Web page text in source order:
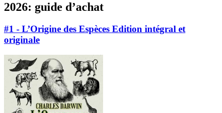
2026: guide d’achat
#1 - L’Origine des Espèces Edition intégral et
originale